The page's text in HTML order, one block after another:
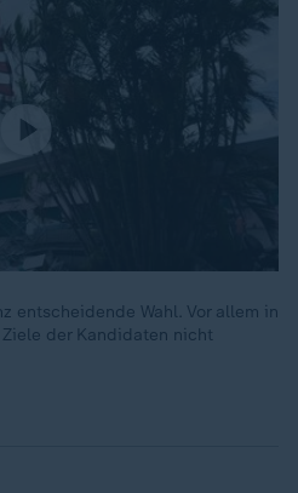
entscheidende Wahl. Vor allem in
der Kandidaten nicht